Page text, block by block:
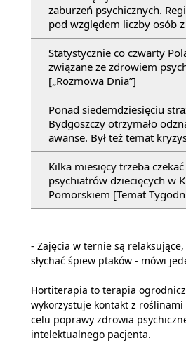
zaburzeń psychicznych.
pod względem liczby osób
Statystycznie co czwarty
związane ze zdrowiem
[„Rozmowa Dnia”]
Ponad siedemdziesięciu
Bydgoszczy otrzymało
awanse. Był też temat
Kilka miesięcy trzeba
psychiatrów dziecięcych w
Pomorskiem [Temat
- Zajęcia w ternie są relaksujące,
słychać śpiew ptaków - mówi
Hortiterapia to terapia
wykorzystuje kontakt z
celu poprawy zdrowia
intelektualnego pacjenta.